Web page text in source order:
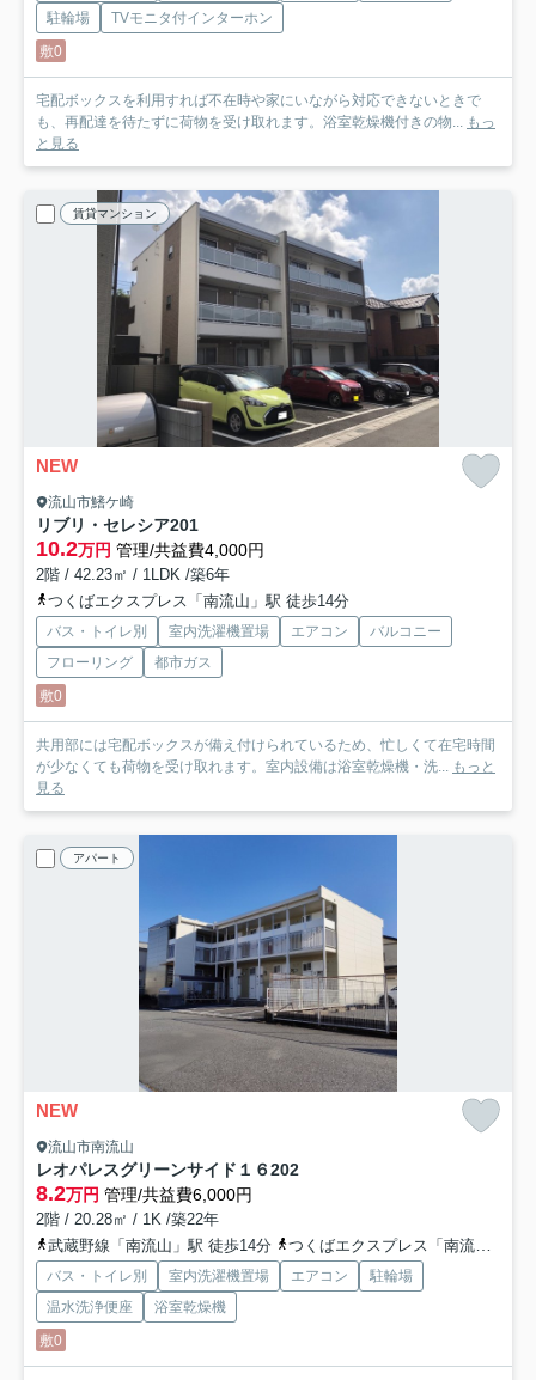
駐輪場
TVモニタ付インターホン
敷0
宅配ボックスを利用すれば不在時や家にいながら対応できないときで
も、再配達を待たずに荷物を受け取れます。浴室乾燥機付きの物... もっ
と見る
賃貸マンション
NEW
流山市鰭ケ崎
リブリ・セレシア201
10.2万円 管理/共益費4,000円
2階 / 42.23㎡ / 1LDK /築6年
つくばエクスプレス「南流山」駅 徒歩14分
バス・トイレ別 室内洗濯機置場 エアコン
バルコニー
フローリング
都市ガス
敷0
共用部には宅配ボックスが備え付けられているため、忙しくて在宅時間
が少なくても荷物を受け取れます。室内設備は浴室乾燥機・洗... もっと
見る
アパート
NEW
流山市南流山
レオパレスグリーンサイド１６202
8.2万円 管理/共益費6,000円
2階 / 20.28㎡ / 1K /築22年
武蔵野線「南流山」駅 徒歩14分
つくばエクスプレス「南流山」駅 徒歩15分
バス・トイレ別 室内洗濯機置場 エアコン
駐輪場
温水洗浄便座
浴室乾燥機
敷0